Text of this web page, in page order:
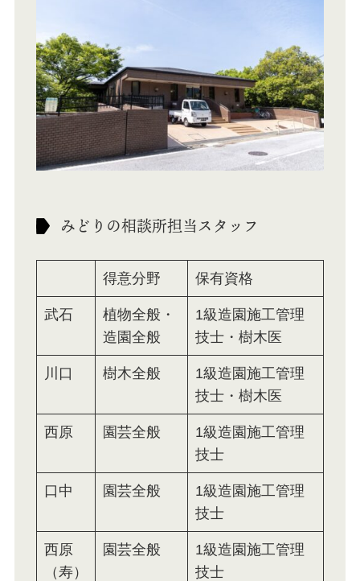
みどりの相談所担当スタッフ
得意分野 保有資格
武石
植物全般・
造園全般
1級造園施工管理
技士・樹木医
川口 樹木全般
1級造園施工管理
技士・樹木医
西原 園芸全般
1級造園施工管理
技士
口中 園芸全般
1級造園施工管理
技士
西原
（寿）
園芸全般
1級造園施工管理
技士